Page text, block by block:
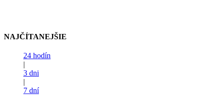
NAJČÍTANEJŠIE
24 hodín
|
3 dni
|
7 dní